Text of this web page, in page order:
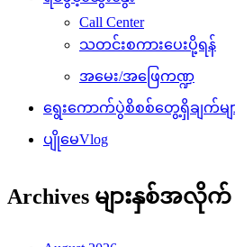
Archives များနှစ်အလိုက်
August 2026
June 2026
April 2026
January 2026
December 2025